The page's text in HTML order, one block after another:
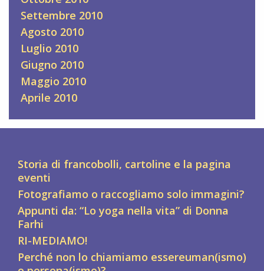
Settembre 2010
Agosto 2010
Luglio 2010
Giugno 2010
Maggio 2010
Aprile 2010
Storia di francobolli, cartoline e la pagina
eventi
Fotografiamo o raccogliamo solo immagini?
Appunti da: “Lo yoga nella vita” di Donna
Farhi
RI-MEDIAMO!
Perché non lo chiamiamo essereuman(ismo)